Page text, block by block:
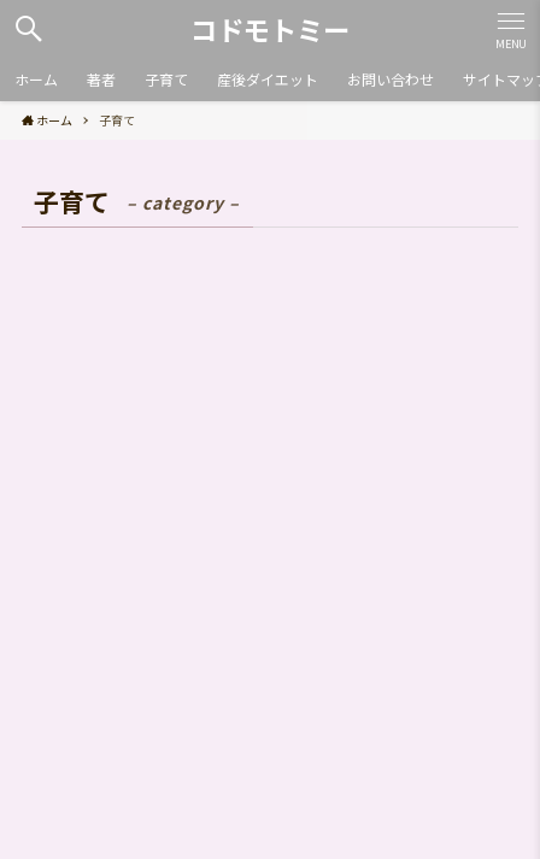
コドモトミー MENU
ホーム 著者 子育て 産後ダイエット お問い合わせ サイトマッ
ホーム 子育て
子育て – category –